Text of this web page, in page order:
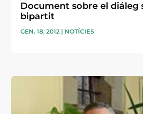
Document sobre el diáleg
bipartit
GEN. 18, 2012 | NOTÍCIES